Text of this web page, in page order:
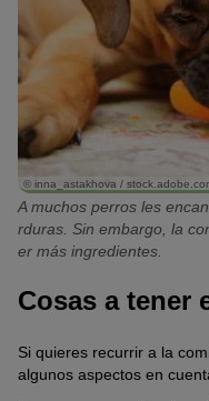
En cambio, el examen
perros de libros e internet
varios nutrientes
Importante:
perro con
alimenticios.
© inna_astakhova /
A muchos perros les
rduras. Sin embargo, la
er más ingredientes.
Cosas a tener
Si quieres recurrir a la
algunos aspectos en